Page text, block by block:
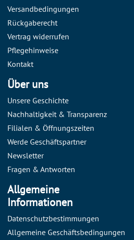
Versandbedingungen
Rückgaberecht
Vertrag widerrufen
Pflegehinweise
Kontakt
Über uns
Unsere Geschichte
Nachhaltigkeit & Transparenz
Filialen & Öffnungszeiten
Werde Geschäftspartner
Newsletter
Fragen & Antworten
Allgemeine
Informationen
Datenschutzbestimmungen
Allgemeine Geschäftsbedingungen